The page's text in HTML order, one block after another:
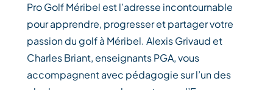
Pro Golf Méribel est l’adresse incontournable
pour apprendre, progresser et partager votre
passion du golf à Méribel. Alexis Grivaud et
Charles Briant, enseignants PGA, vous
accompagnent avec pédagogie sur l’un des